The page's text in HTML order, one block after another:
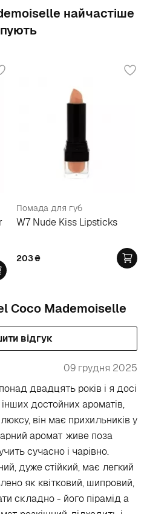
найчастіше
Помада для губ
W7 Nude Kiss Lipsticks
203₴
Coco Mademoiselle
відгук
09 грудня 2025
двадцять років і я досі
достойних ароматів,
він має прихильників у
аромат живе поза
сучасно і чарівно.
дуже стійкий, має легкий
як квітковий, шипровий,
складно - його пірамід а